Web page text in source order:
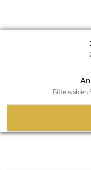
Bitte wählen